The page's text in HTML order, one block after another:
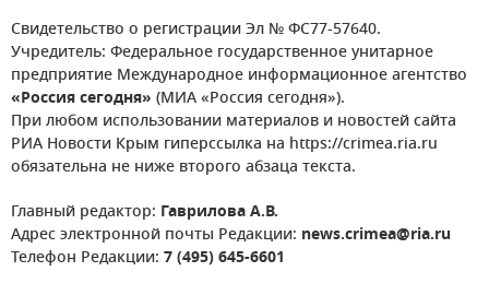
Свидетельство о регистрации Эл № ФС77-57640.
Учредитель: Федеральное государственное унитарное
предприятие Международное информационное агентство
«Россия сегодня» (МИА «Россия сегодня»).
При любом использовании материалов и новостей сайта
РИА Новости Крым гиперссылка на https://crimea.ria.ru
обязательна не ниже второго абзаца текста.
Главный редактор: Гаврилова А.В.
Адрес электронной почты Редакции: news.crimea@ria.ru
Телефон Редакции: 7 (495) 645-6601